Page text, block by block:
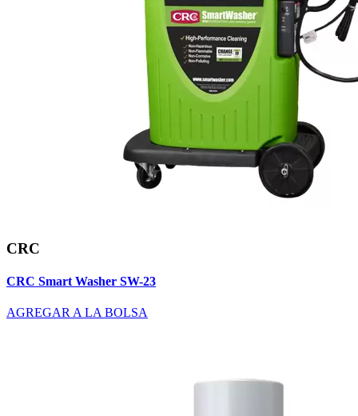
CRC
CRC Smart Washer SW-23
AGREGAR A LA BOLSA